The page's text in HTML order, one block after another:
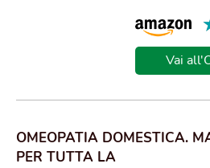
Vai
OMEOPATIA DOMESTICA.
PER TUTTA LA